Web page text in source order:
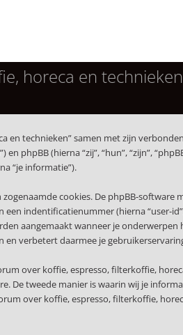
horeca en
technieken” samen met zijn
(hierna “zij”, “hun”, “zijn”,
“je informatie”).
cookies. De phpBB-
indentificatienummer (hierna “user-
aangemaakt wanneer je
en verbetert daarmee je
over koffie, espresso, filterkoffie,
De tweede manier is waarin wij je
over koffie, espresso, filterkoffie,